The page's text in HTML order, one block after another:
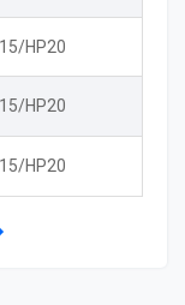
HP20
HP20
HP20